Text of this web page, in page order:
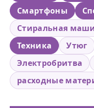
Смартфоны
Стиральная
Техника
Утюг
Электробритва
расходные